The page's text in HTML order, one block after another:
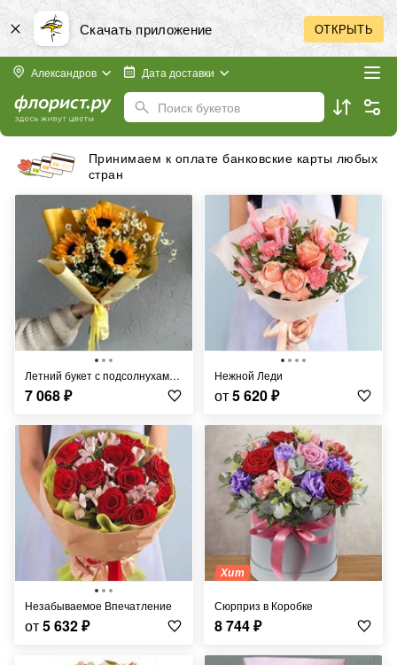
Скачать приложение ОТКРЫТЬ
Александров Дата доставки
Поиск букетов
Принимаем к оплате банковские карты любых
стран
Летний букет с подсолнухами и ромашками FT361
7 068₽
Нежной Леди
от5 620₽
Незабываемое Впечатление
от5 632₽
Хит
Сюрприз в Коробке
8 744₽